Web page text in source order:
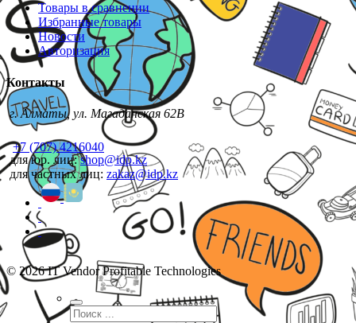
Товары в сравнении
Избранные товары
Новости
Авторизация
Контакты
г. Алматы, ул. Магаданская 62В
+7 (707) 4216040
для юр. лиц:shop@idp.kz
для частных лиц: zakaz@idp.kz
© 2026 IT Vendor Profitable Technologies